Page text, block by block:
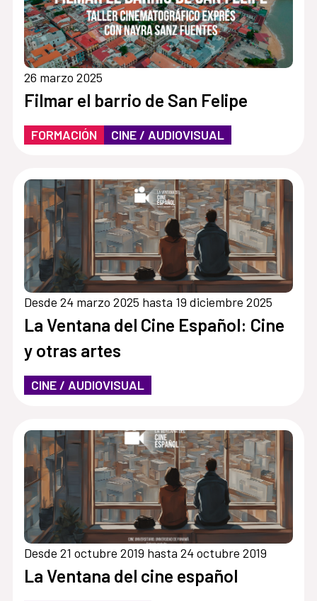
26 marzo 2025
Filmar el barrio de San Felipe
FORMACIÓN CINE / AUDIOVISUAL
Desde 24 marzo 2025 hasta 19 diciembre 2025
La Ventana del Cine Español: Cine
y otras artes
CINE / AUDIOVISUAL
Desde 21 octubre 2019 hasta 24 octubre 2019
La Ventana del cine español